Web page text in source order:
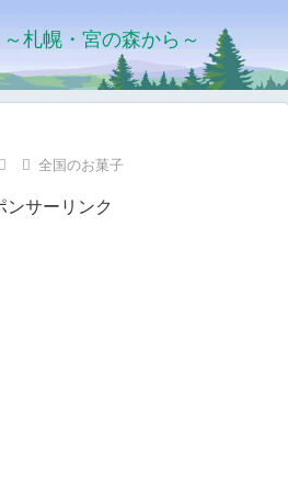
札幌・宮の森から～
全国のお菓子
ンサーリンク